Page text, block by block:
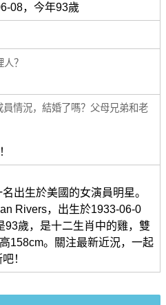
08，今年93歲
？
員情況，結婚了嗎？父母兄弟和老
出生於美國的女演員明星。
Rivers，出生於1933-06-0
93歲，是十二生肖中的雞，雙
158cm。關注最新近況，一起
！